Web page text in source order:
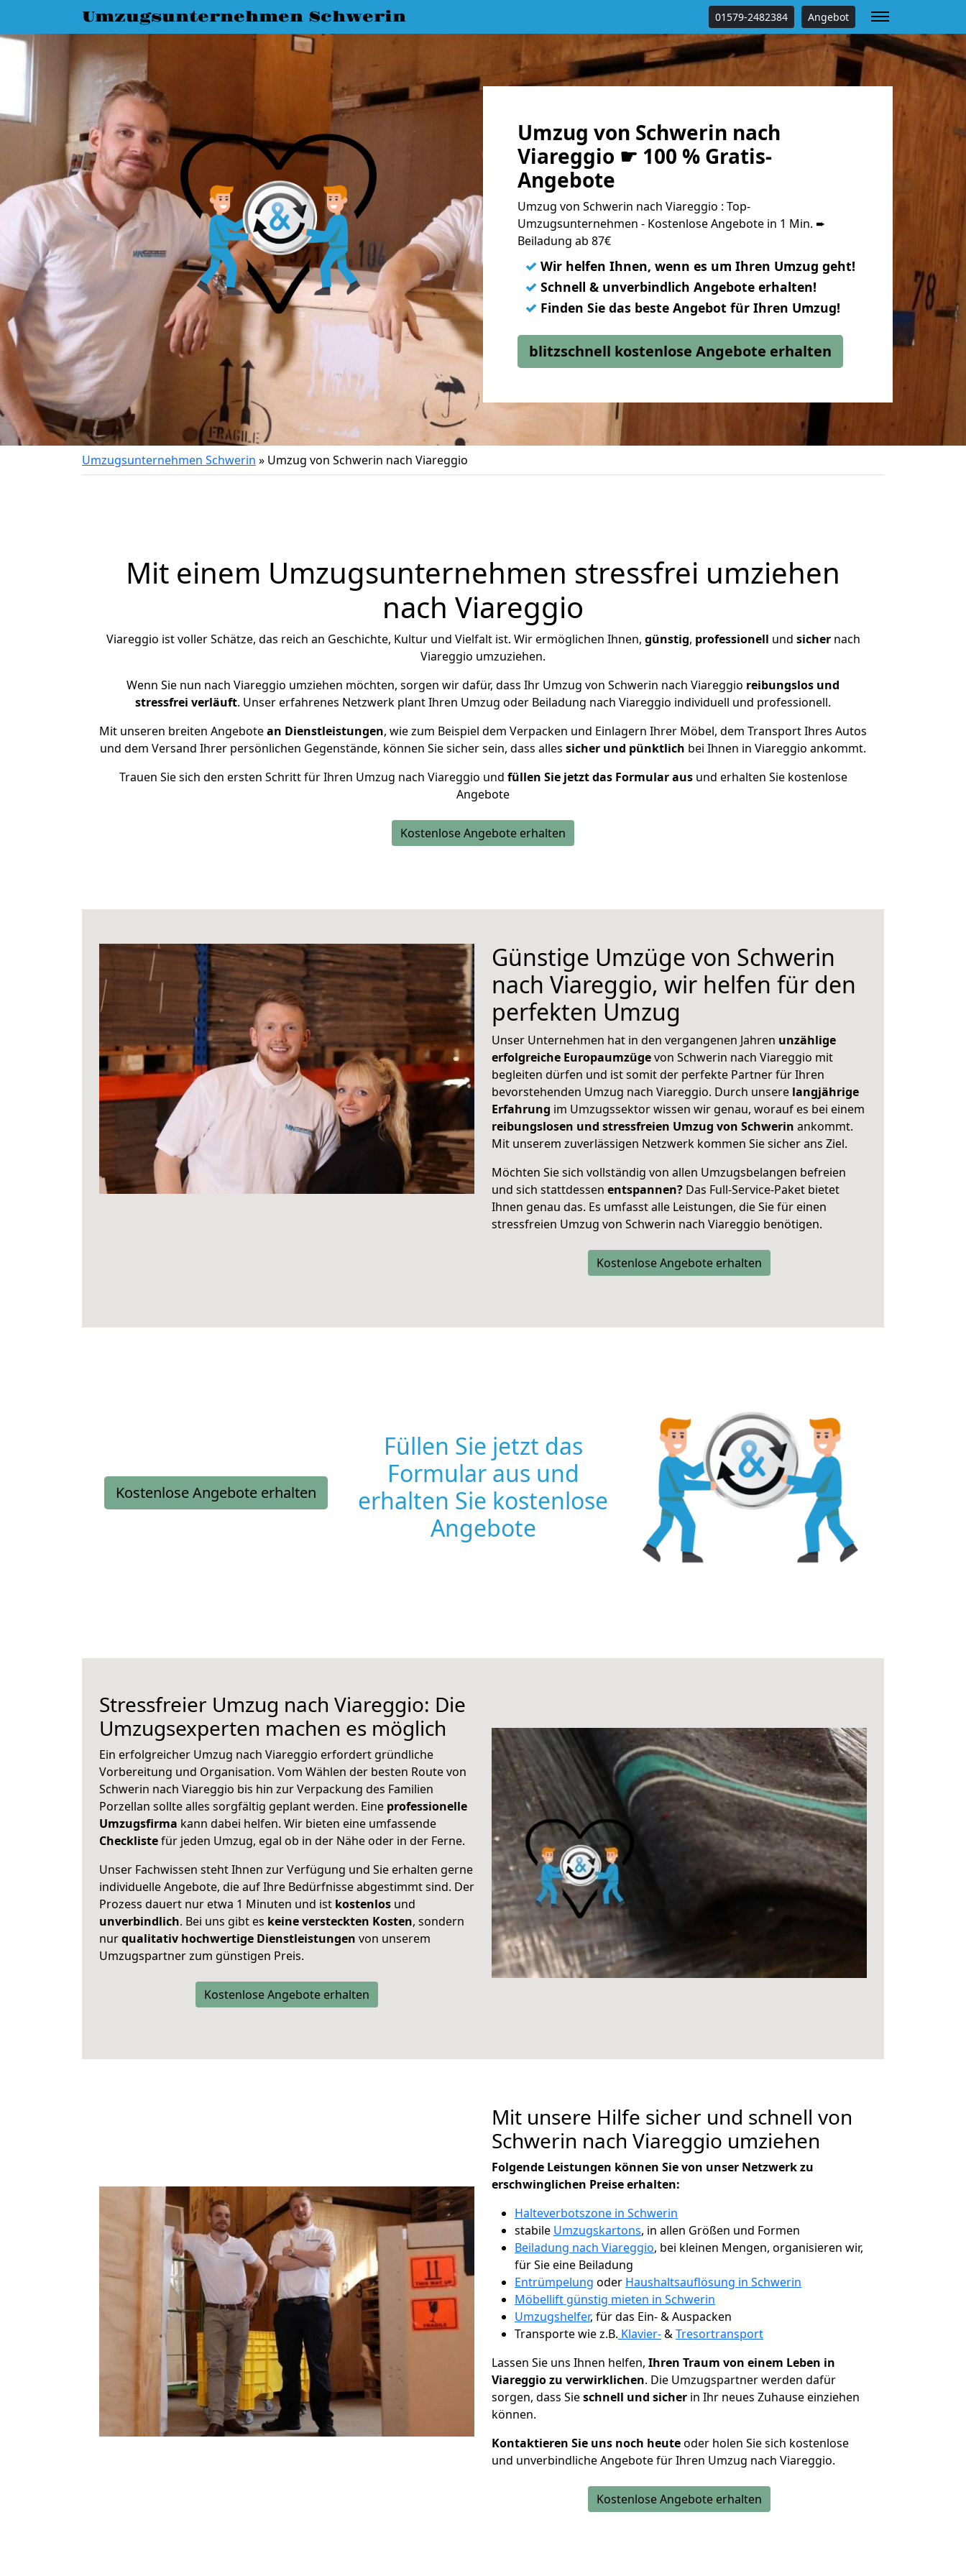
Umzugsunternehmen Schwerin 01579-2482384 Angebot
Umzug von Schwerin nach
Viareggio ☛ 100 % Gratis-
Angebote
Umzug von Schwerin nach Viareggio : Top-
Umzugsunternehmen - Kostenlose Angebote in 1 Min. ➨
Beiladung ab 87€
✓ Wir helfen Ihnen, wenn es um Ihren Umzug geht!
✓ Schnell & unverbindlich Angebote erhalten!
✓ Finden Sie das beste Angebot für Ihren Umzug!
blitzschnell kostenlose Angebote erhalten
Umzugsunternehmen Schwerin » Umzug von Schwerin nach Viareggio
Mit einem Umzugsunternehmen stressfrei umziehen
nach Viareggio
Viareggio ist voller Schätze, das reich an Geschichte, Kultur und Vielfalt ist. Wir ermöglichen Ihnen, günstig, professionell und sichernach
Viareggio umzuziehen.
Wenn Sie nun nach Viareggio umziehen möchten, sorgen wir dafür, dass Ihr Umzug von Schwerin nach Viareggio reibungslos und
stressfrei verläuft. Unser erfahrenes Netzwerk plant Ihren Umzug oder Beiladung nach Viareggio individuell und professionell.
Mit unseren breiten Angebotean Dienstleistungen, wie zum Beispiel dem Verpacken und Einlagern Ihrer Möbel, dem Transport Ihres Autos
und dem Versand Ihrer persönlichen Gegenstände, können Sie sicher sein, dass alles sicher und pünktlich bei Ihnen in Viareggio ankommt.
Trauen Sie sich den ersten Schritt für Ihren Umzug nach Viareggio und füllen Sie jetzt das Formular ausund erhalten Sie kostenlose
Angebote
Kostenlose Angebote erhalten
Günstige Umzüge von Schwerin
nach Viareggio, wir helfen für den
perfekten Umzug
Unser Unternehmen hat in den vergangenen Jahren unzählige
erfolgreiche Europaumzügevon Schwerin nach Viareggio mit
begleiten dürfen und ist somit der perfekte Partner für Ihren
bevorstehenden Umzug nach Viareggio. Durch unsere langjährige
Erfahrung im Umzugssektor wissen wir genau, worauf es bei einem
reibungslosen und stressfreien Umzug von Schwerin ankommt.
Mit unserem zuverlässigen Netzwerk kommen Sie sicher ans Ziel.
Möchten Sie sich vollständig von allen Umzugsbelangen befreien
und sich stattdessen entspannen? Das Full-Service-Paket bietet
Ihnen genau das. Es umfasst alle Leistungen, die Sie für einen
stressfreien Umzug von Schwerin nach Viareggio benötigen.
Kostenlose Angebote erhalten
Kostenlose Angebote erhalten
Füllen Sie jetzt das
Formular aus und
erhalten Sie kostenlose
Angebote
Stressfreier Umzug nach Viareggio: Die
Umzugsexperten machen es möglich
Ein erfolgreicher Umzug nach Viareggio erfordert gründliche
Vorbereitung und Organisation. Vom Wählen der besten Route von
Schwerin nach Viareggio bis hin zur Verpackung des Familien
Porzellan sollte alles sorgfältig geplant werden. Eine professionelle
Umzugsfirma kann dabei helfen. Wir bieten eine umfassende
Checklistefür jeden Umzug, egal ob in der Nähe oder in der Ferne.
Unser Fachwissen steht Ihnen zur Verfügung und Sie erhalten gerne
individuelle Angebote, die auf Ihre Bedürfnisse abgestimmt sind. Der
Prozess dauert nur etwa 1 Minuten und ist kostenlos und
unverbindlich. Bei uns gibt es keine versteckten Kosten, sondern
nurqualitativ hochwertige Dienstleistungen von unserem
Umzugspartner zum günstigen Preis.
Kostenlose Angebote erhalten
Mit unsere Hilfe sicher und schnell von
Schwerin nach Viareggio umziehen
Folgende Leistungen können Sie von unser Netzwerk zu
erschwinglichen Preise erhalten:
Halteverbotszone in Schwerin
stabile Umzugskartons, in allen Größen und Formen
Beiladung nach Viareggio, bei kleinen Mengen, organisieren wir,
für Sie eine Beiladung
Entrümpelung oder Haushaltsauflösung in Schwerin
Möbellift günstig mieten in Schwerin
Umzugshelfer, für das Ein- & Auspacken
Transporte wie z.B. Klavier-&Tresortransport
Lassen Sie uns Ihnen helfen, Ihren Traum von einem Leben in
Viareggio zu verwirklichen. Die Umzugspartner werden dafür
sorgen, dass Sieschnell und sicher in Ihr neues Zuhause einziehen
können.
Kontaktieren Sie uns noch heuteoder holen Sie sich kostenlose
und unverbindliche Angebote für Ihren Umzug nach Viareggio.
Kostenlose Angebote erhalten